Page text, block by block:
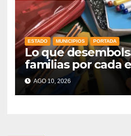
ESTADO MUNICIPIOS PORTADA
Lo que
familias por cada
en el nuevo ciclo
AGO 10, 2026